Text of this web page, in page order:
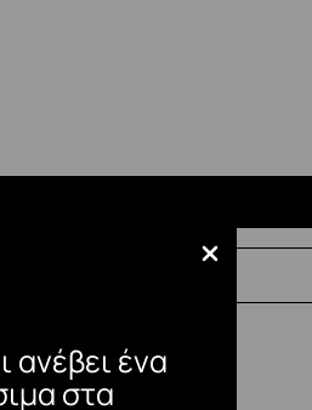
ανέβει ένα
στα